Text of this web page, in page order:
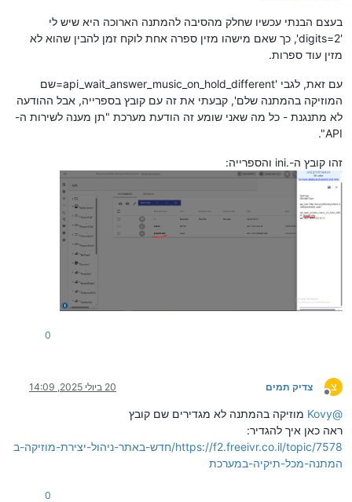
בעצם הבנתי עכשיו שחלק מהסיבה להמתנה הארוכה היא שיש לי
'digits=2', כך שאם מישהו מזין ספרה אחת לוקח זמן להבין שהוא לא
מזין עוד ספרות.
עם זאת, לגבי 'api_wait_answer_music_on_hold_different=שם
המוזיקה בהמתנה שלם', קבעתי את זה עם קובץ בספרייה, אבל ההודעה
לא מתנגנת - כל מה שאני שומע זה הודעת מערכת "תן מענה לשירות ה-
API".
זהו קובץ ה-.ini והספרייה:
0
צ
מנותק
צדיק תמים 20 ביולי 2025, 14:09
@
Kovy מוזיקה בהמתנה לא מגדירים שם קובץ
ראה כאן איך להגדיר:
https://f2.freeivr.co.il/topic/7578/חדש-באתר-ניהול-יצירת-מוזיקה-ב
המתנה-מכל-תיקיה-במערכת
0